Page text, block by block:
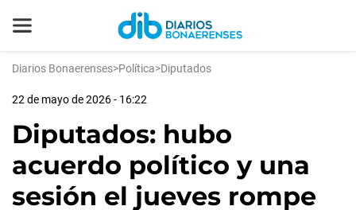
Diarios Bonaerenses>Política>Diputados
22 de mayo de 2026 - 16:22
Diputados: hubo
acuerdo político y una
sesión el jueves rompe